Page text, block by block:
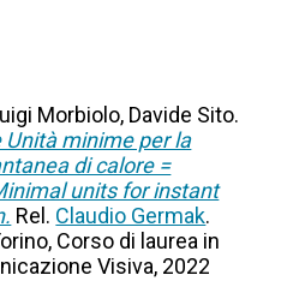
Morbiolo, Davide Sito.
Unità minime per la
di calore =
units for instant
Rel. Claudio Germak.
Corso di laurea in
Visiva, 2022